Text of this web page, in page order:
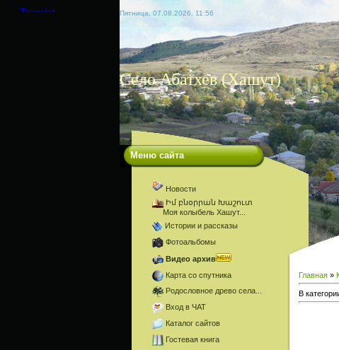
Пятница, 07.08.2026, 11:56
Село Абатхев (Хашут)
Меню сайта
Новости
Իմ բնօրրան Խաշուտ
Моя колыбель Хашут...
Истории и рассказы
Фотоальбомы
Видео архив
Карта со спутника
Родословное древо села...
Вход в ЧАТ
Каталог сайтов
Гостевая книга
Главная»
В